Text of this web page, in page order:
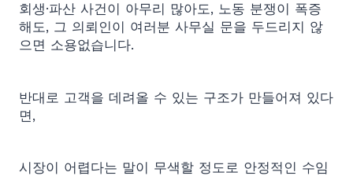
회생·파산 사건이 아무리 많아도, 노동 분쟁이 폭증
해도, 그 의뢰인이 여러분 사무실 문을 두드리지 않
으면 소용없습니다.
반대로 고객을 데려올 수 있는 구조가 만들어져 있다
면,
시장이 어렵다는 말이 무색할 정도로 안정적인 수임